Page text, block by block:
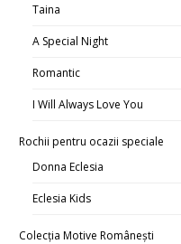
Taina
A Special Night
Romantic
I Will Always Love You
Rochii pentru ocazii speciale
Donna Eclesia
Eclesia Kids
Colecția Motive Românești